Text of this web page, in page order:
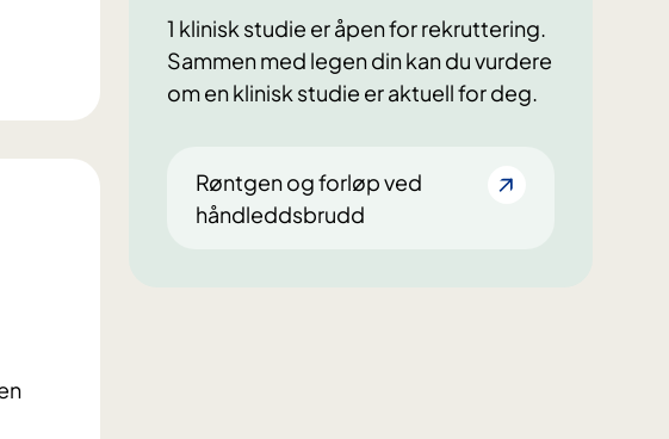
1 klinisk studie er åpen for rekruttering.
Sammen med legen din kan du vurdere
om en klinisk studie er aktuell for deg.
Røntgen og forløp ved
håndleddsbrudd